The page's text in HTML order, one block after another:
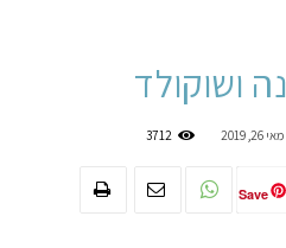
ושוקולד
מאי 26, 2019 3712
Save